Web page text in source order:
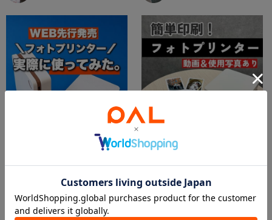
2026.07.03
aya157cm
2026.07.03
junko161cm